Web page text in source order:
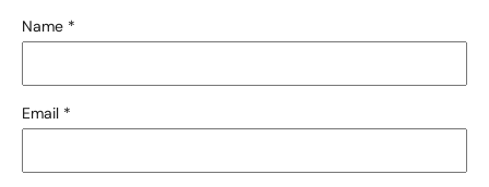
Name *
Email *